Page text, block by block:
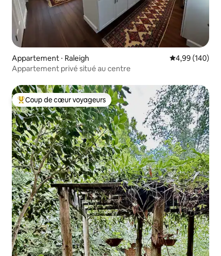
Appartement ⋅ Raleigh Évaluation
4,99 (140)
Appartement privé situé au centre
Coups de cœur voyageurs les plus appréciés
Coup de cœur voyageurs